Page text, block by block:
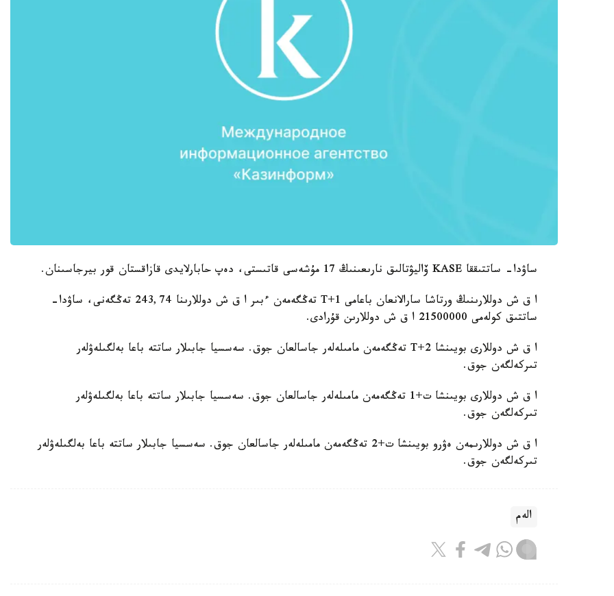
ساۋدا- ساتتىققا KASE ۆاليۋتالىق نارىعىنىڭ 17 مۇشەسى قاتىستى، دەپ حابارلايدى قازاقستان قور بيرجاسىنان.
ا ق ش دوللارىنىڭ ورتاشا سارالانعان باعامى T+1 تەڭگەمەن ءبىر ا ق ش دوللارىنا 243,74 تەڭگەنى، ساۋدا-
ساتتىق كولەمى 21500000 ا ق ش دوللارىن قۇرادى.
ا ق ش دوللارى بويىنشا T+2 تەڭگەمەن مامىلەلەر جاسالعان جوق. سەسسيا جابىلار ساتتە باعا بەلگىلەۋلەر
تىركەلگەن جوق.
ا ق ش دوللارى بويىنشا ت+1 تەڭگەمەن مامىلەلەر جاسالعان جوق. سەسسيا جابىلار ساتتە باعا بەلگىلەۋلەر
تىركەلگەن جوق.
ا ق ش دوللارىمەن ەۋرو بويىنشا ت+2 تەڭگەمەن مامىلەلەر جاسالعان جوق. سەسسيا جابىلار ساتتە باعا بەلگىلەۋلەر
تىركەلگەن جوق.
الەم